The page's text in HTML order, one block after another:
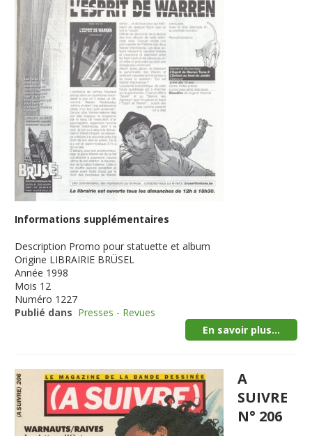
Informations supplémentaires
Description Promo pour statuette et album
Origine LIBRAIRIE BRÜSEL
Année 1998
Mois 12
Numéro 1227
Publié dans Presses - Revues
En savoir plus...
A
SUIVRE
N° 206